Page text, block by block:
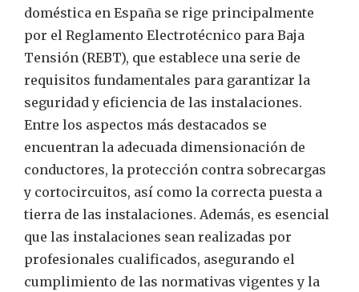
doméstica en España se rige principalmente
por el Reglamento Electrotécnico para Baja
Tensión (REBT), que establece una serie de
requisitos fundamentales para garantizar la
seguridad y eficiencia de las instalaciones.
Entre los aspectos más destacados se
encuentran la adecuada dimensionación de
conductores, la protección contra sobrecargas
y cortocircuitos, así como la correcta puesta a
tierra de las instalaciones. Además, es esencial
que las instalaciones sean realizadas por
profesionales cualificados, asegurando el
cumplimiento de las normativas vigentes y la